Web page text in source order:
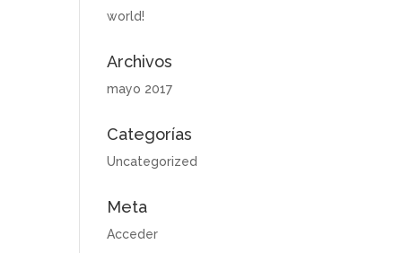
world!
Archivos
mayo 2017
Categorías
Uncategorized
Meta
Acceder